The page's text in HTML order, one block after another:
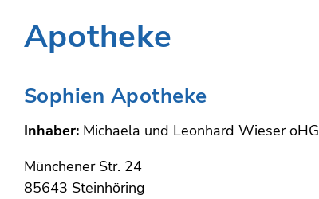
Apotheke
Sophien Apotheke
Inhaber:Michaela und Leonhard Wieser oHG
Münchener Str. 24
85643 Steinhöring